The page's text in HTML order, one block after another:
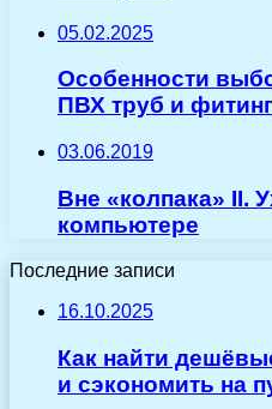
05.02.2025
Особенности
ПВХ труб и
03.06.2019
Вне «колпака» II.
компьютере
Последние записи
16.10.2025
Как найти
и сэкономить на